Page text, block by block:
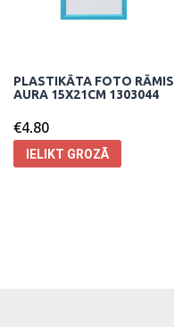
PLASTIKĀTA FOTO RĀMIS
AURA 15X21CM 1303044
€4.80
IELIKT GROZĀ